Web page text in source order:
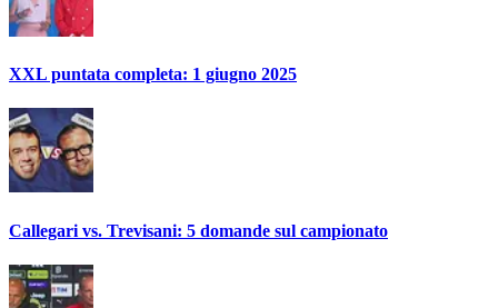
XXL puntata completa: 1 giugno 2025
Callegari vs. Trevisani: 5 domande sul campionato